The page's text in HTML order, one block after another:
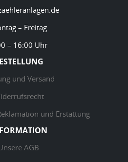
– Freitag
– 16:00 Uhr
und Versand
und Erstattung
AGB